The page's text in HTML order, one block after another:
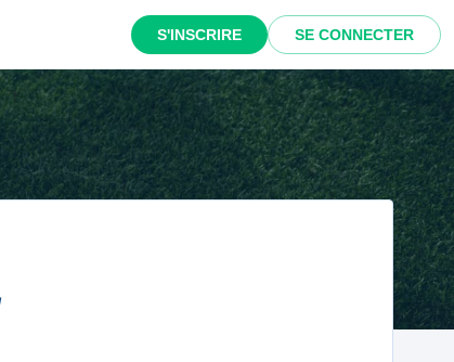
S'INSCRIRE SE CONNECTER